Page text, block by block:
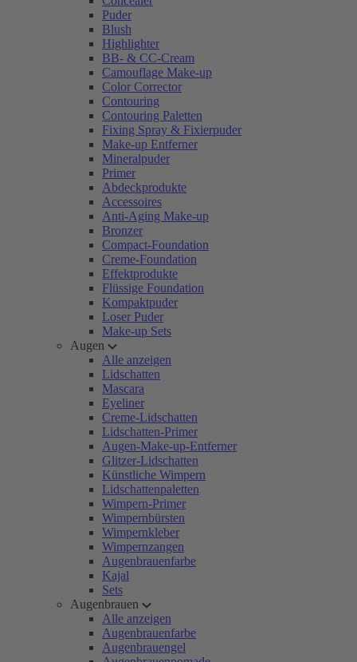
Puder
Blush
Highlighter
BB- & CC-Cream
Camouflage Make-up
Color Corrector
Contouring
Contouring Paletten
Fixing Spray & Fixierpuder
Make-up Entferner
Mineralpuder
Primer
Abdeckprodukte
Accessoires
Anti-Aging Make-up
Bronzer
Compact-Foundation
Creme-Foundation
Effektprodukte
Flüssige Foundation
Kompaktpuder
Loser Puder
Make-up Sets
Augen
Alle anzeigen
Lidschatten
Mascara
Eyeliner
Creme-Lidschatten
Lidschatten-Primer
Augen-Make-up-Entferner
Glitzer-Lidschatten
Künstliche Wimpern
Lidschattenpaletten
Wimpern-Primer
Wimpernbürsten
Wimpernkleber
Wimpernzangen
Augenbrauenfarbe
Kajal
Sets
Augenbrauen
Alle anzeigen
Augenbrauenfarbe
Augenbrauengel